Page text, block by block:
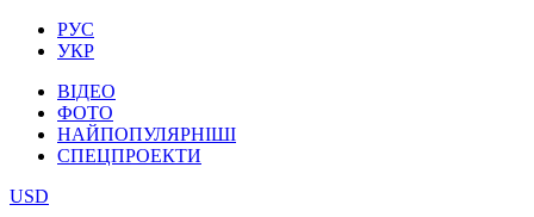
РУС
УКР
ВІДЕО
ФОТО
НАЙПОПУЛЯРНІШІ
СПЕЦПРОЕКТИ
USD